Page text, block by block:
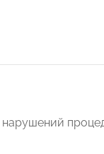
нарушений